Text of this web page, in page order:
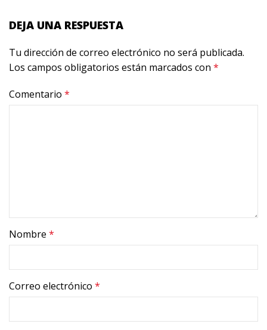
DEJA UNA RESPUESTA
Tu dirección de correo electrónico no será publicada.
Los campos obligatorios están marcados con *
Comentario *
Nombre *
Correo electrónico *